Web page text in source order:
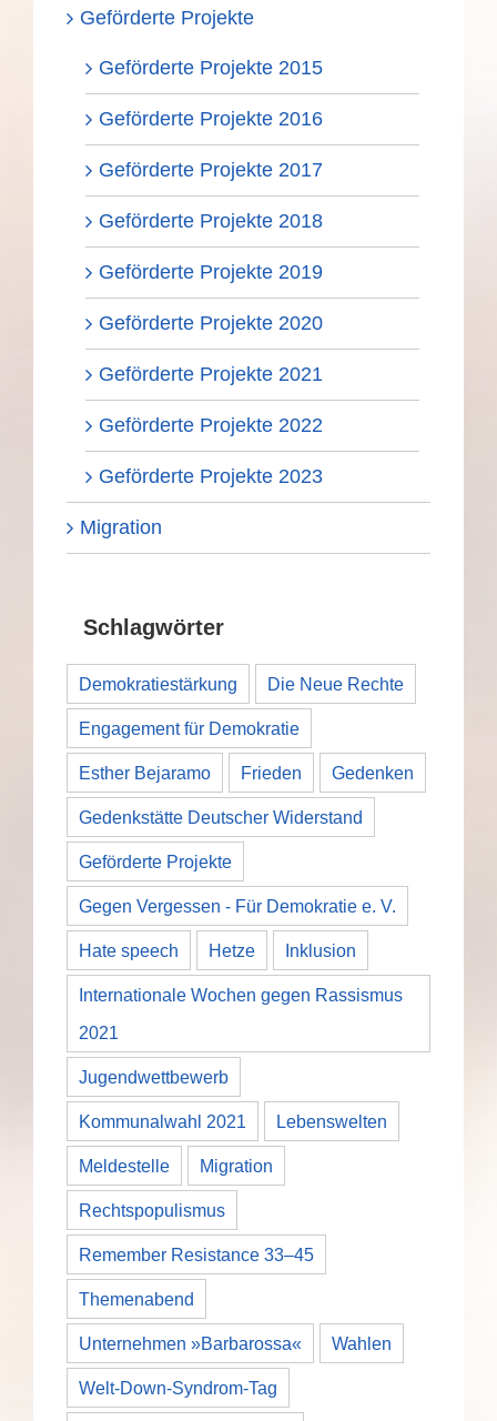
Geförderte Projekte
Geförderte Projekte 2015
Geförderte Projekte 2016
Geförderte Projekte 2017
Geförderte Projekte 2018
Geförderte Projekte 2019
Geförderte Projekte 2020
Geförderte Projekte 2021
Geförderte Projekte 2022
Geförderte Projekte 2023
Migration
Schlagwörter
Demokratiestärkung Die Neue Rechte
Engagement für Demokratie
Esther Bejaramo Frieden Gedenken
Gedenkstätte Deutscher Widerstand
Geförderte Projekte
Gegen Vergessen - Für Demokratie e. V.
Hate speech Hetze Inklusion
Internationale Wochen gegen Rassismus
2021
Jugendwettbewerb
Kommunalwahl 2021 Lebenswelten
Meldestelle Migration
Rechtspopulismus
Remember Resistance 33–45
Themenabend
Unternehmen »Barbarossa« Wahlen
Welt-Down-Syndrom-Tag